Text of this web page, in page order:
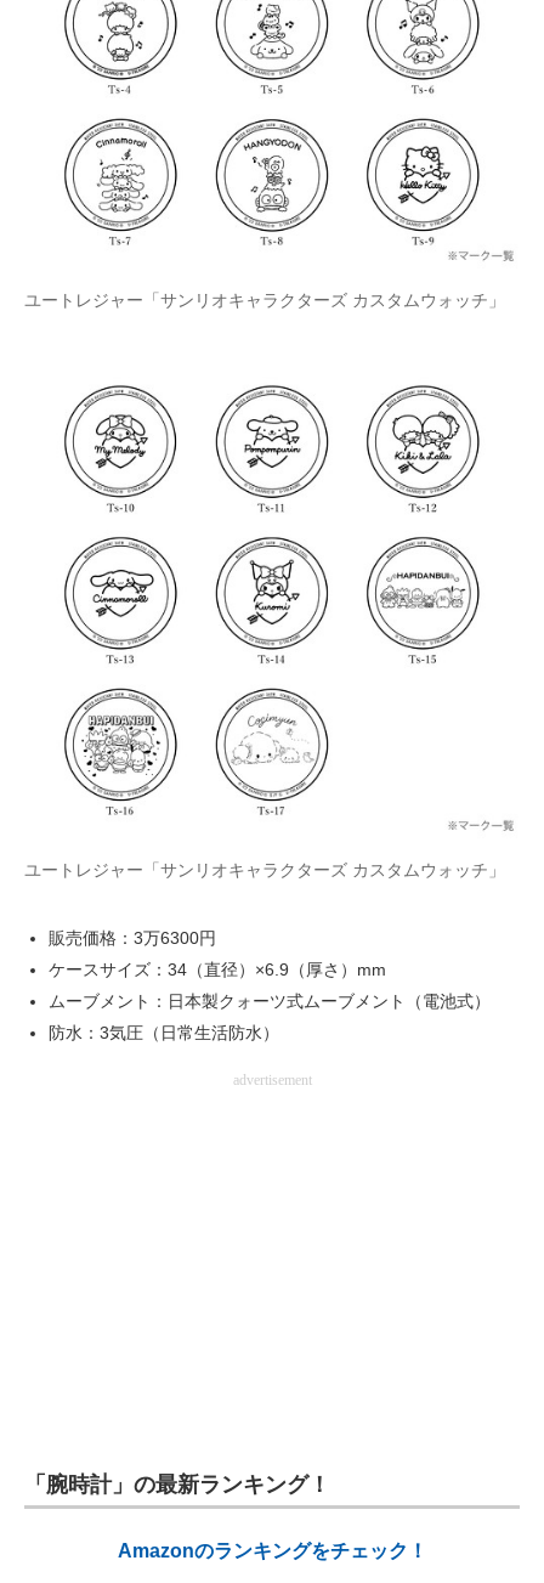
ユートレジャー「サンリオキャラクターズ カスタムウォッチ」
ユートレジャー「サンリオキャラクターズ カスタムウォッチ」
販売価格：3万6300円
ケースサイズ：34（直径）×6.9（厚さ）mm
ムーブメント：日本製クォーツ式ムーブメント（電池式）
防水：3気圧（日常生活防水）
advertisement
「腕時計」の最新ランキング！
Amazonのランキングをチェック！